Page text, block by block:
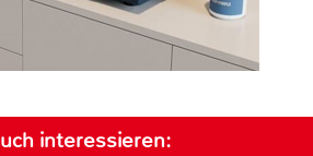
interessieren: